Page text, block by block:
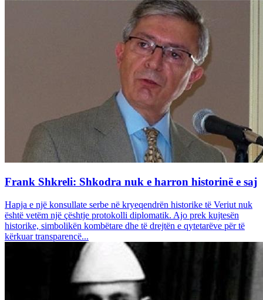
Frank Shkreli: Shkodra nuk e harron historinë e saj
Hapja e një konsullate serbe në kryeqendrën historike të Veriut nuk
është vetëm një çështje protokolli diplomatik. Ajo prek kujtesën
historike, simbolikën kombëtare dhe të drejtën e qytetarëve për të
kërkuar transparencë...